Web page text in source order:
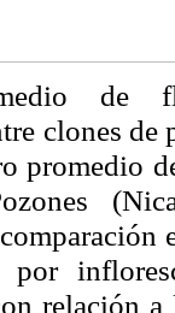
de
clones de
promedio
relación